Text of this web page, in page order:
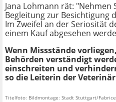
Jana Lohmann rät: "Nehmen
Begleitung zur Besichtigung
Im Zweifel an der Seriosität
einem Kauf abgesehen
Wenn Missstände
Behörden verständigt
einschreiten und
so die Leiterin der
Titelfoto: Bildmontage: Stadt Stuttgart/